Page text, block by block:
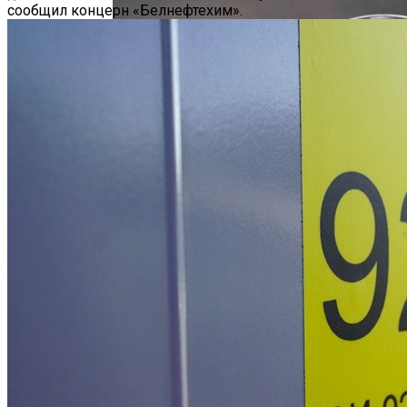
Около 26 Млн Поездок В День: Uber
Наконец-То Заработала В 2023 Году
Как Грамотно Начать Карьеру
Hyundai Santa Fe: Мощное Сочетание
Традиций И Новаций При Расходе 6 Л
Безлактозное Молоко — Обычное
Молоко Или Хорошая Альтернатива?
сообщил концерн «Белнефтехим».